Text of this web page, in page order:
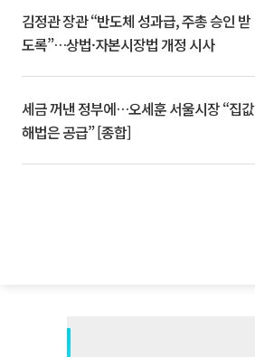
김정관 장관 “반도체 성과급, 주총 승인 받
도록”…상법·자본시장법 개정 시사
세금 꺼낸 정부에…오세훈 서울시장 “집값
해법은 공급” [종합]